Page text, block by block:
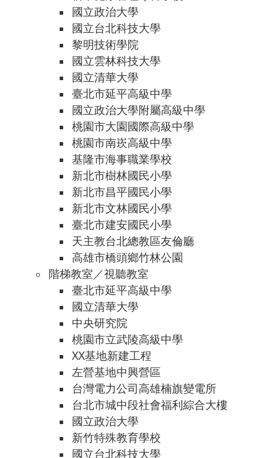
國立政治大學
國立台北科技大學
黎明技術學院
國立雲林科技大學
國立清華大學
臺北市延平高級中學
國立政治大學附屬高級中學
桃園市大園國際高級中學
桃園市南崁高級中學
基隆市海事職業學校
新北市樹林國民小學
新北市昌平國民小學
新北市文林國民小學
臺北市建安國民小學
天主教台北總教區友倫廳
高雄市橋頭鄉竹林公園
階梯教室／視聽教室
臺北市延平高級中學
國立清華大學
中央研究院
桃園市立武陵高級中學
XX基地新建工程
左營基地中興營區
台灣電力公司高雄楠旗變電所
台北市城中段社會福利綜合大樓
國立政治大學
新竹特殊教育學校
國立台北科技大學